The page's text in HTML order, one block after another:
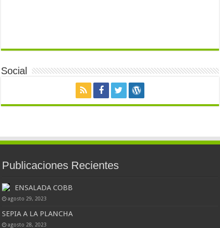
Social
Publicaciones Recientes
ENSALADA COBB
agosto 29, 2023
SEPIA A LA PLANCHA
agosto 28, 2023